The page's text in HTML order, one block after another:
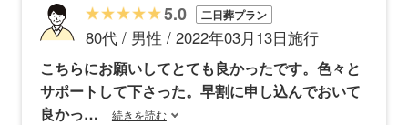
5.0 二日葬プラン
80代 / 男性 / 2022年03月13日施行
こちらにお願いしてとても良かったです。色々と
サポートして下さった。早割に申し込んでおいて
良かっ
続きを読む